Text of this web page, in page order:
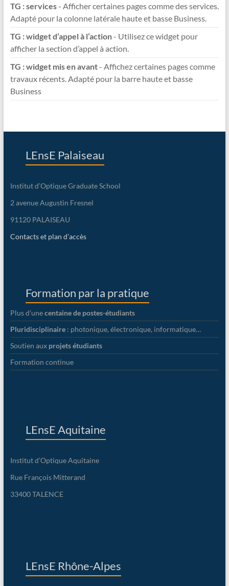
TG : services- Afficher certaines pages comme des services.
Adapté pour la colonne latérale haute et basse Business.
TG : widget d’appel à l’action- Utilisez ce widget pour
afficher la section d’appel à action.
TG : widget mis en avant- Affichez certaines pages comme
travaux récents. Adapté pour la barre haute et basse
Business
LEnsE Palaiseau
Institut d’Optique Graduate School
2 avenue Augustin Fresnel
91120 PALAISEAU
Contacts et plan d’accès
Formation par la pratique
Plus d’unecentaine de postes-étudiants
Pluridisciplinaire: photonique, électronique, informatique…
Soutien aux projets étudiants
Formation continue
LEnsE Aquitaine
Institut d’Optique Aquitaine
Rue François Mitterand
33400 TALENCE
LEnsE Rhône-Alpes